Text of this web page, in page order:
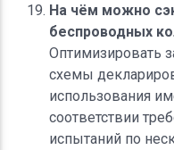
На чём можно
беспроводных
Оптимизировать
схемы
использования
соответствии
испытаний по